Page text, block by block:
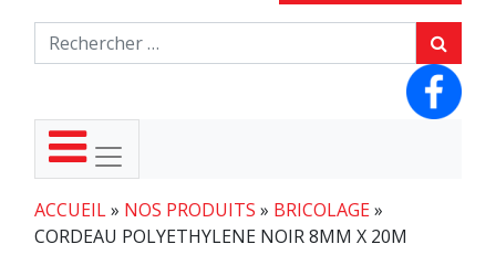
ACCUEIL» NOS PRODUITS » BRICOLAGE»
CORDEAU POLYETHYLENE NOIR 8MM X 20M